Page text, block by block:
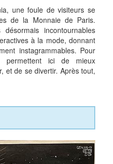
une foule de visiteurs se
de la Monnaie de Paris.
incontournables
à la mode, donnant
instagrammables. Pour
permettent ici de mieux
et de se divertir. Après tout,